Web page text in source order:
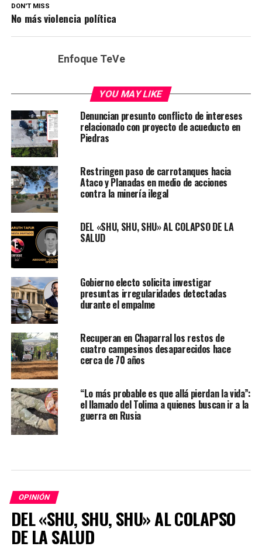
DON'T MISS
No más violencia política
Enfoque TeVe
YOU MAY LIKE
Denuncian presunto conflicto de intereses
relacionado con proyecto de acueducto en
Piedras
Restringen paso de carrotanques hacia
Ataco y Planadas en medio de acciones
contra la minería ilegal
DEL «SHU, SHU, SHU» AL COLAPSO DE LA
SALUD
Gobierno electo solicita investigar
presuntas irregularidades detectadas
durante el empalme
Recuperan en Chaparral los restos de
cuatro campesinos desaparecidos hace
cerca de 70 años
“Lo más probable es que allá pierdan la vida”:
el llamado del Tolima a quienes buscan ir a la
guerra en Rusia
OPINIÓN
DEL «SHU, SHU, SHU» AL COLAPSO
DE LA SALUD